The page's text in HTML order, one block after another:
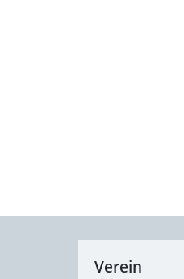
Verein